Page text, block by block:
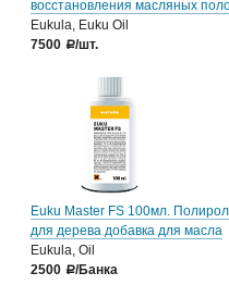
восстановления масляных
Eukula, Euku Oil
7500
a/шт.
Euku Master FS 100мл.
для дерева добавка для масла
Eukula, Oil
2500
a/Банка